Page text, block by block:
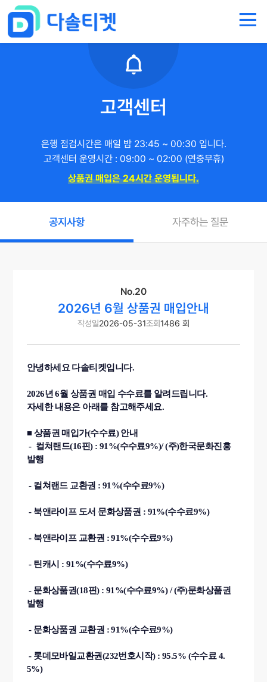
고객센터
은행 점검시간은 매일 밤 23:45 ~ 00:30 입니다.
고객센터 운영시간 : 09:00 ~ 02:00 (연중무휴)
상품권 매입은 24시간 운영됩니다.
공지사항 자주하는 질문
No.20
2026년 6월 상품권 매입안내
작성일2026-05-31조회1486 회
안녕하세요 다솔티켓입니다.
2026년 6월 상품권 매입 수수료를 알려드립니다.
자세한 내용은 아래를 참고해주세요.
■ 상품권 매입가(수수료) 안내
- 컬쳐랜드(16핀) : 91%(수수료9%)/ (주)한국문화진흥
발행
- 컬쳐랜드 교환권 : 91%(수수료9%)
- 북앤라이프 도서 문화상품권 : 91%(수수료9%)
- 북앤라이프 교환권 :91%(수수료9%)
- 틴캐시 : 91%(수수료9%)
- 문화상품권(18핀) : 91%(수수료9%) / (주)문화상품권
발행
- 문화상품권 교환권 : 91%(수수료9%)
- 롯데모바일교환권(232번호시작) : 95.5% (수수료 4.
5%)